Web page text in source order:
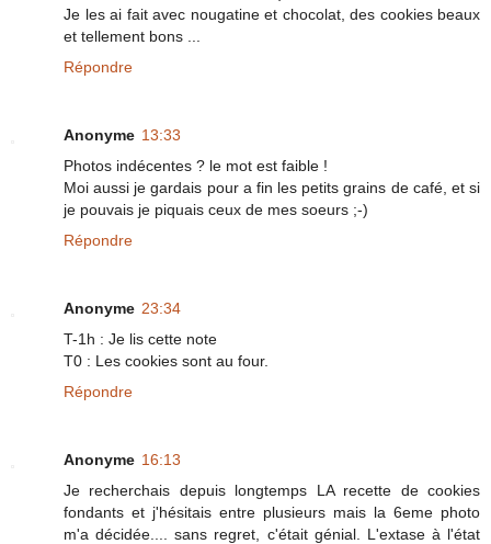
Je les ai fait avec nougatine et chocolat, des cookies beaux
et tellement bons ...
Répondre
Anonyme 13:33
Photos indécentes ? le mot est faible !
Moi aussi je gardais pour a fin les petits grains de café, et si
je pouvais je piquais ceux de mes soeurs ;-)
Répondre
Anonyme 23:34
T-1h : Je lis cette note
T0 : Les cookies sont au four.
Répondre
Anonyme 16:13
Je recherchais depuis longtemps LA recette de cookies
fondants et j'hésitais entre plusieurs mais la 6eme photo
m'a décidée.... sans regret, c'était génial. L'extase à l'état